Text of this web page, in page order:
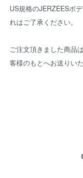
US規格のJERZEESボ
れはご了承ください。
ご注文頂きました商品
客様のもとへお送りいた